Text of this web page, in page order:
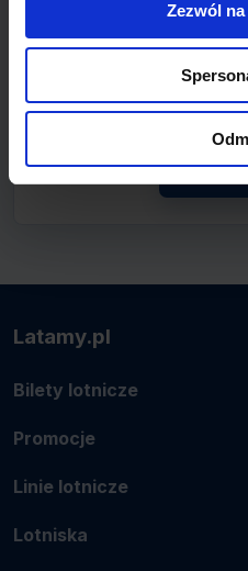
Zezwól
Latamy.pl
Bilety lotnicze
Promocje
Linie lotnicze
Lotniska